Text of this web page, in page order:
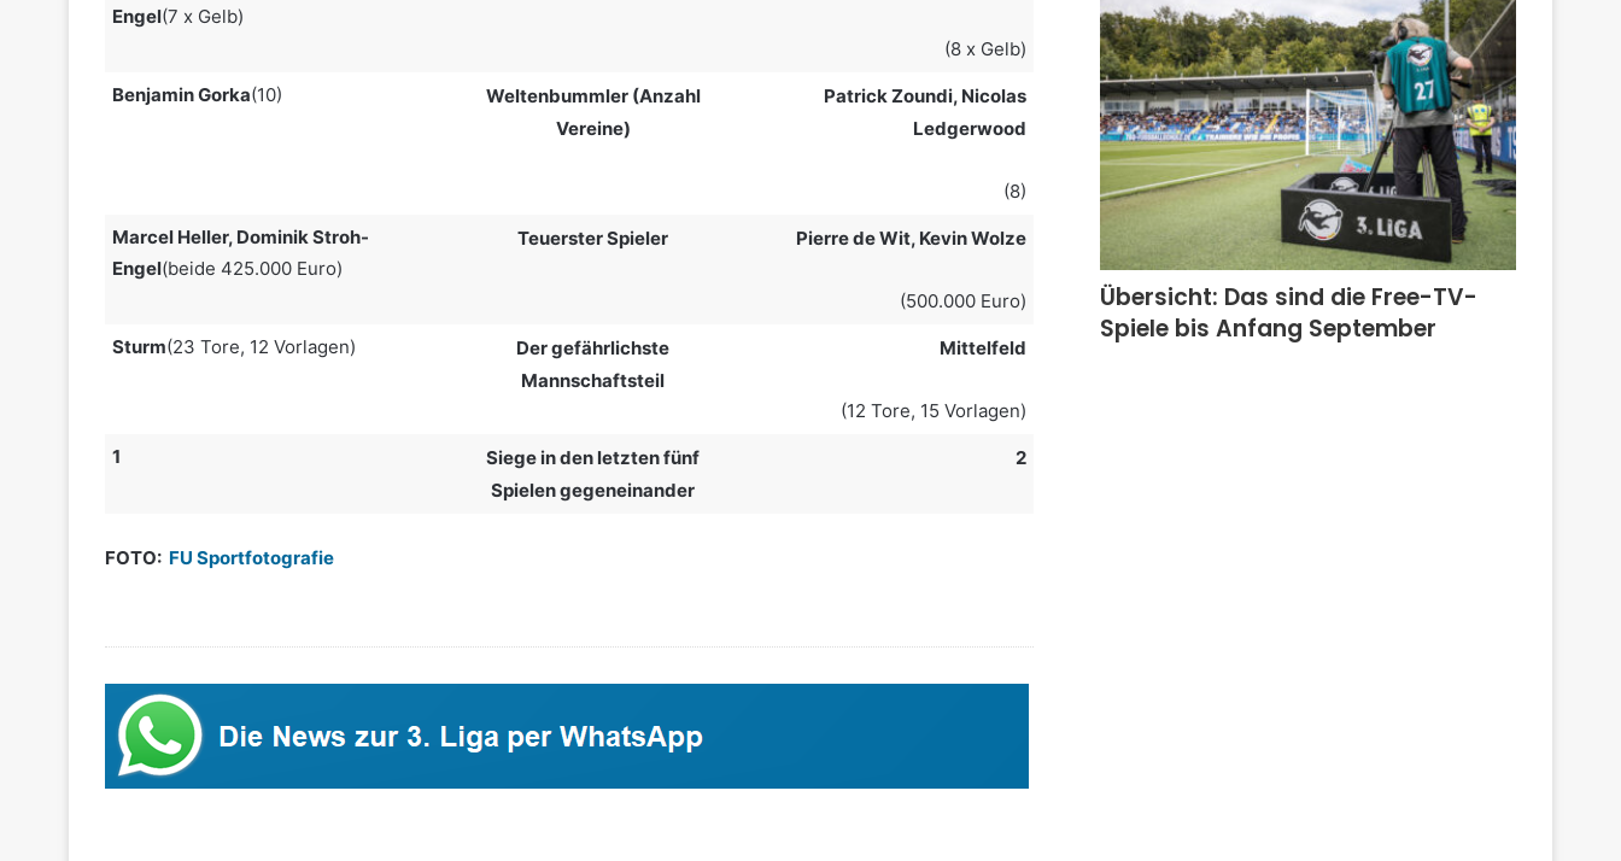
Engel(7 x Gelb)
(8 x Gelb)
Benjamin Gorka(10)
Weltenbummler (Anzahl
Vereine)
Patrick Zoundi, Nicolas
Ledgerwood
(8)
Marcel Heller, Dominik Stroh-
Engel(beide 425.000 Euro)
Teuerster Spieler Pierre de Wit, Kevin Wolze
(500.000 Euro)
Sturm(23 Tore, 12 Vorlagen)
Der gefährlichste
Mannschaftsteil
Mittelfeld
(12 Tore, 15 Vorlagen)
1
Siege in den letzten fünf
Spielen gegeneinander
2
FOTO: FU Sportfotografie
Übersicht: Das sind die Free-TV-
Spiele bis Anfang September